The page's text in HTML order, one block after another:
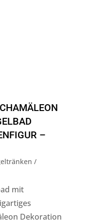
Ø
G
– S
/
mit
Dekoration